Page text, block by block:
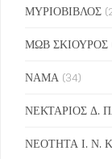
ΜΥΡΙΟΒΙΒΛΟΣ
ΜΩΒ ΣΚΙΟΥΡΟΣ
ΝΑΜΑ (34)
ΝΕΚΤΑΡΙΟΣ Δ.
ΝΕΟΤΗΤΑ Ι. Ν.